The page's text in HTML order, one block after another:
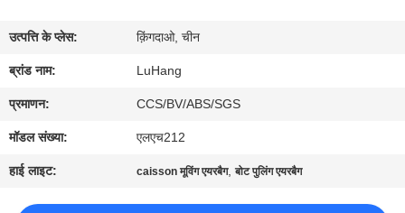
गुणवत्ता
नियंत्रण
हमसे
संपर्क
करें
उत्पत्ति के प्लेस: क़िंगदाओ, चीन
ब्रांड नाम: LuHang
प्रमाणन: CCS/BV/ABS/SGS
मॉडल संख्या: एलएच212
हाई लाइट: caisson मूविंग एयरबैग,बोट पुलिंग एयरबैग